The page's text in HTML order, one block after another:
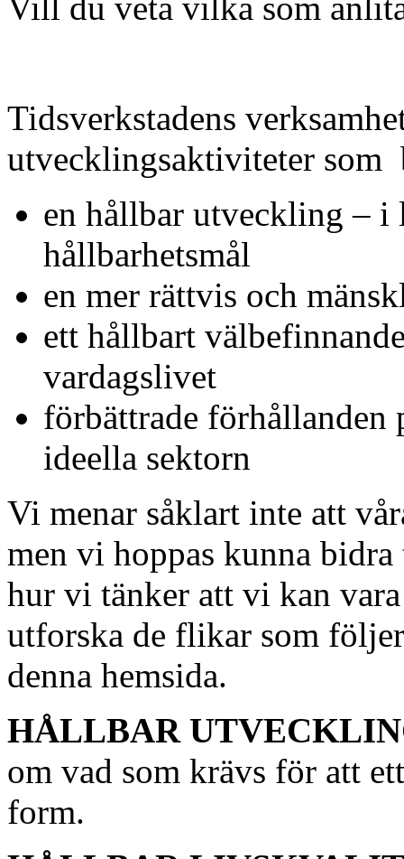
Tidsverkstadens
utvecklingsaktiviteter
en hållbar utveckling – i
hållbarhetsmål
en mer rättvis och
ett hållbart
vardagslivet
förbättrade förhållanden
ideella sektorn
Vi menar såklart inte att
men vi hoppas kunna
hur vi tänker att vi kan
utforska de flikar som
denna hemsida.
HÅLLBAR
om vad som krävs för att
form.